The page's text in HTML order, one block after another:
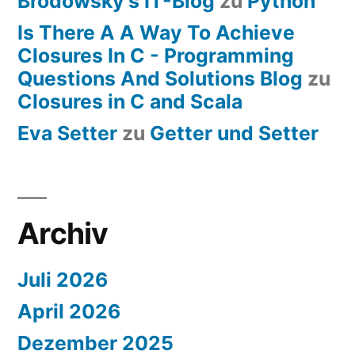
Is There A A Way To Achieve
Closures In C - Programming
Questions And Solutions Blog zu
Closures in C and Scala
Eva Setter zu Getter und Setter
Archiv
Juli 2026
April 2026
Dezember 2025